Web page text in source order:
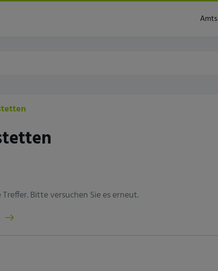
Bitte versuchen Sie es erneut.